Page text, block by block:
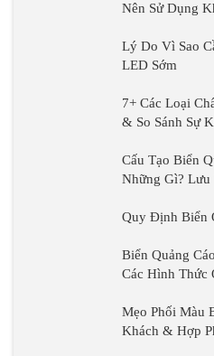
Nên Sử Dụng
Lý Do Vì Sao
LED Sớm
7+ Các Loại
& So Sánh Sự
Cấu Tạo Biển
Những Gì?
Quy Định Biển
Biển Quảng
Các Hình Thức
Mẹo Phối Màu
Khách & Hợp